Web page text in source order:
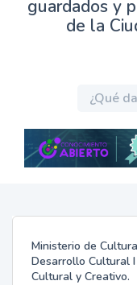
guardados y
de la
Ministerio de
Desarrollo Cultural
Cultural y Creativo.